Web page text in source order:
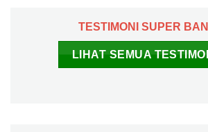
TESTIMONI SUPER
LIHAT SEMUA